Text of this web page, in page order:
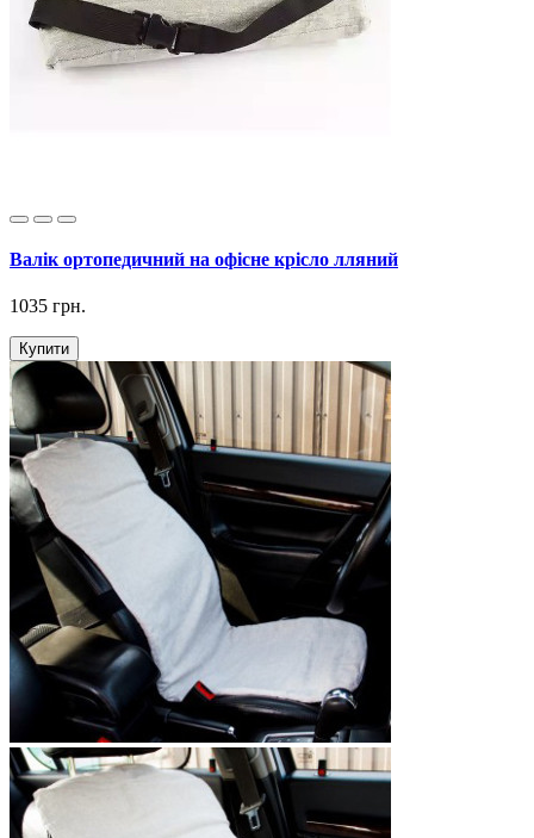
Валік ортопедичний на офісне крісло лляний
1035 грн.
Купити